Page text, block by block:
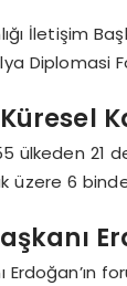
İletişim
Diplomasi
ülkeden 21
üzere 6
Erdoğan’ın